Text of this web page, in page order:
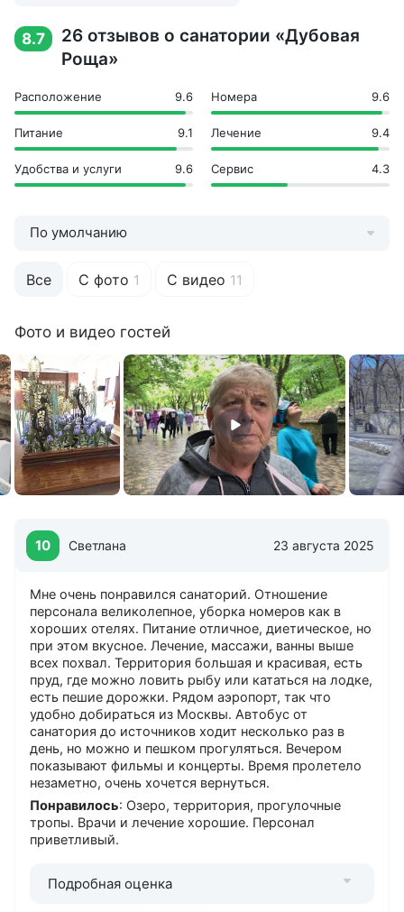
Боулинг
Волейбольная площадка
Кинозал
Минифутбольная площадка
Настольный теннис
Развлекательные программы
Экскурсии
Инфраструктура
Детская игровая площадка
Киноконцертный зал
Количество корпусов: 2
Кондиционеры в номерах
Лифты
Лобби-бар
Магазины
Охраняемая стоянка
Ресторан
Сад
Собственный парк
Спутниковое ТВ в номерах
Теплые переходы между корпусами
Фонтаны
Холл на этаже
Бизнес-услуги
Конференц-зал
Проектор
Флип-чарт
Факс
Ксерокс
Интернет
Микрофон/колонки
Интернет
8.7
26 отзывов о санатории «Дубовая
Роща»
Расположение 9.6 Номера 9.6
Питание 9.1 Лечение 9.4
Удобства и услуги 9.6 Сервис 4.3
Все С фото 1 С видео 11
По умолчанию
Фото и видео гостей
10 Светлана 23 августа 2025
Мне очень понравился санаторий. Отношение
персонала великолепное, уборка номеров как в
хороших отелях. Питание отличное, диетическое, но
при этом вкусное. Лечение, массажи, ванны выше
всех похвал. Территория большая и красивая, есть
пруд, где можно ловить рыбу или кататься на лодке,
есть пешие дорожки. Рядом аэропорт, так что
удобно добираться из Москвы. Автобус от
санатория до источников ходит несколько раз в
день, но можно и пешком прогуляться. Вечером
показывают фильмы и концерты. Время пролетело
незаметно, очень хочется вернуться.
Понравилось: Озеро, территория, прогулочные
тропы. Врачи и лечение хорошие. Персонал
приветливый.
Подробная оценка